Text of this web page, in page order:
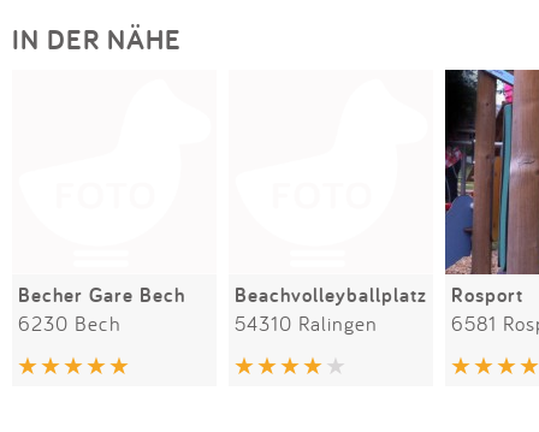
IN DER NÄHE
Becher Gare Bech
6230 Bech
Beachvolleyballplatz
54310 Ralingen
Rosport
6581